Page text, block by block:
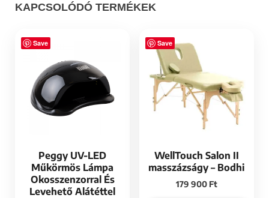
KAPCSOLÓDÓ TERMÉKEK
Save
Peggy UV-LED
Műkörmös Lámpa
Okosszenzorral És
Levehető Alátéttel
Save
WellTouch Salon II
masszázságy – Bodhi
179 900 Ft